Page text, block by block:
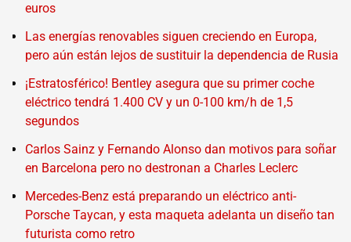
euros
Las energías renovables siguen creciendo en Europa,
pero aún están lejos de sustituir la dependencia de Rusia
¡Estratosférico! Bentley asegura que su primer coche
eléctrico tendrá 1.400 CV y un 0-100 km/h de 1,5
segundos
Carlos Sainz y Fernando Alonso dan motivos para soñar
en Barcelona pero no destronan a Charles Leclerc
Mercedes-Benz está preparando un eléctrico anti-
Porsche Taycan, y esta maqueta adelanta un diseño tan
futurista como retro